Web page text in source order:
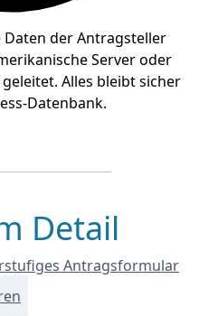
Daten der Antragsteller
Server oder
Alles bleibt sicher
Datenbank.
Detail
Antragsformular